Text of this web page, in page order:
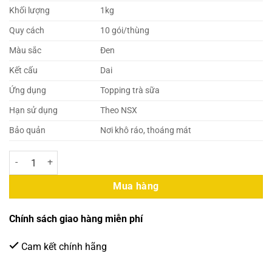
Khối lượng
1kg
Quy cách
10 gói/thùng
Màu sắc
Đen
Kết cấu
Dai
Ứng dụng
Topping trà sữa
Hạn sử dụng
Theo NSX
Bảo quản
Nơi khô ráo, thoáng mát
Douxian – Trân Châu Đen (Nấu) 1kg (10 Gói/Thùng) số lượng
Mua hàng
Chính sách giao hàng miễn phí
Cam kết chính hãng